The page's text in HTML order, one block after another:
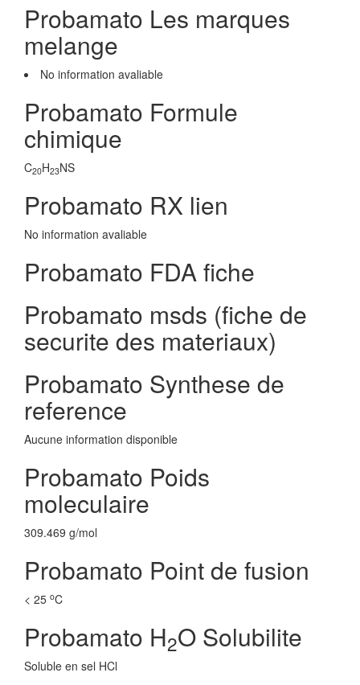
Probamato Les marques
melange
No information avaliable
Probamato Formule
chimique
C20H23NS
Probamato RX lien
No information avaliable
Probamato FDA fiche
Probamato msds (fiche de
securite des materiaux)
Probamato Synthese de
reference
Aucune information disponible
Probamato Poids
moleculaire
309.469 g/mol
Probamato Point de fusion
< 25 oC
Probamato H2O Solubilite
Soluble en sel HCl